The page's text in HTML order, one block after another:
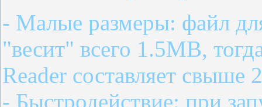
- Малые размеры: файл
"весит" всего 1.5МB,
Reader составляет свыше
- Быстродействие: при